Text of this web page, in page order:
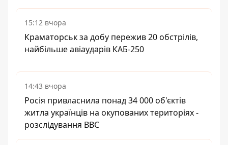
15:12 вчора
Краматорськ за добу пережив 20 обстрілів,
найбільше авіаударів КАБ-250
14:43 вчора
Росія привласнила понад 34 000 об'єктів
житла українців на окупованих територіях -
розслідування BBC